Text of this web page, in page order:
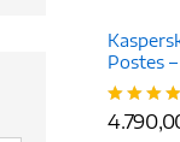
Postes
Note